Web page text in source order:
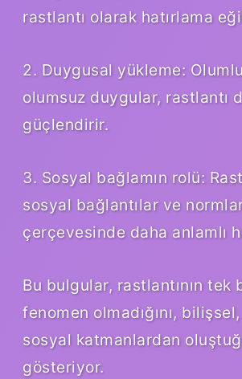
rastlantı olarak hatırlama
2. Duygusal yükleme:
olumsuz duygular, rastlantı
güçlendirir.
3. Sosyal bağlamın rolü:
sosyal bağlantılar ve
çerçevesinde daha anlamlı
Bu bulgular, rastlantının tek
fenomen olmadığını,
sosyal katmanlardan
gösteriyor.